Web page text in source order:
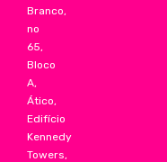
Branco,
no
65,
Bloco
A,
Ático,
Edifício
Kennedy
Towers,